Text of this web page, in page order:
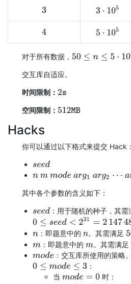
3 3 10 5
4 5 10 5
对于所有数据， 50 ≤n ≤5 10 5
交互库自适应。
时间限制： 2s
空间限制： 512MB
Hacks
你可以通过以下格式来提交 Hack：
seed
n m mode arg1 arg2 ⋯ ar
其中各个参数的含义如下：
seed ：用于随机的种子，其需
0 ≤se ed<2 31=2147483 648
n：即题意中的 n 。其需满足
m ：即题意中的 m 。其需满足
mode ：交互库所使用的策略
0 ≤m ode≤3
：
当 mode= 0
时：